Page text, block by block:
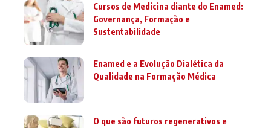
Cursos de Medicina diante do Enamed:
Governança, Formação e
Sustentabilidade
Enamed e a Evolução Dialética da
Qualidade na Formação Médica
O que são futuros regenerativos e